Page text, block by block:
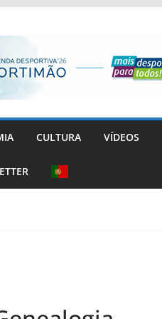
CULTURA VÍDEOS